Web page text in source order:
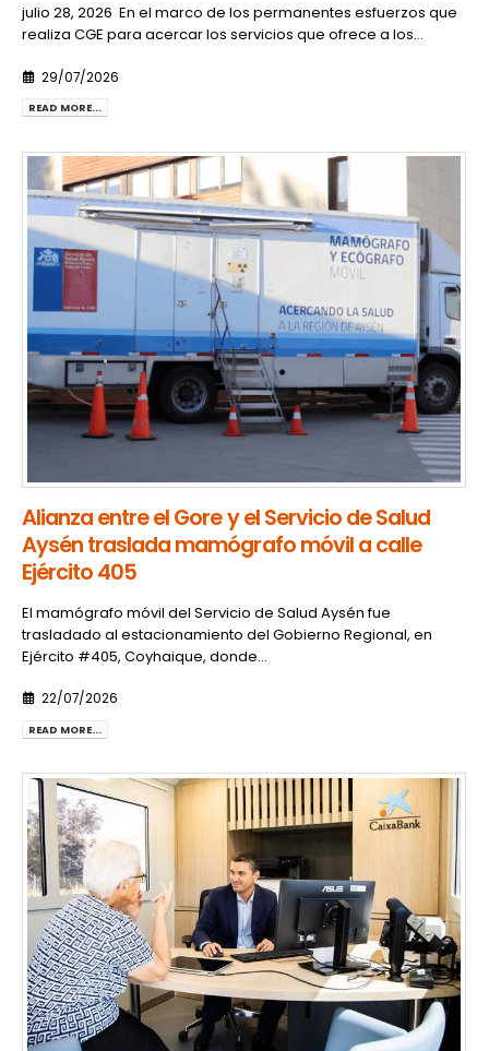
julio 28, 2026 En el marco de los permanentes esfuerzos que
realiza CGE para acercar los servicios que ofrece a los...
29/07/2026
READ MORE...
Alianza entre el Gore y el Servicio de Salud
Aysén traslada mamógrafo móvil a calle
Ejército 405
El mamógrafo móvil del Servicio de Salud Aysén fue
trasladado al estacionamiento del Gobierno Regional, en
Ejército #405, Coyhaique, donde...
22/07/2026
READ MORE...